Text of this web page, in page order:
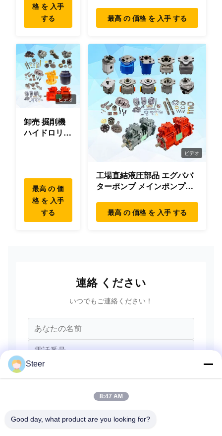
格 を 入手
する
部品 掘削機
最高 の 価格 を 入手 する
ビデオ
卸売 掘削機
ハイドロリッ
スウィング
モーター ハ
イデヤンマー
コマツー ヒ
タチ XCMG
最高 の 価
格 を 入手
する
ビデオ
工場直結液圧部品 エグババ
ターポンプ メインポンプエ
PC/EX/EC/DH/DX/CAAT/SH
部品
最高 の 価格 を 入手 する
連絡 ください
いつでもご連絡ください！
Steer
8:47 AM
Good day, what product are you looking for?